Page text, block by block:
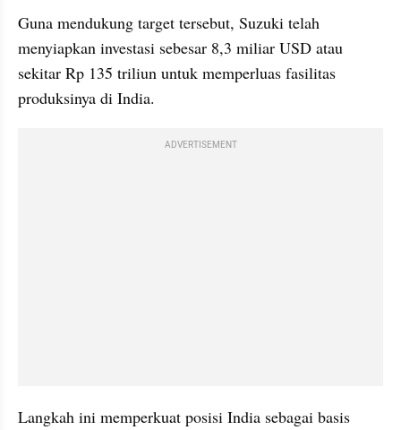
Guna mendukung target tersebut, Suzuki telah
menyiapkan investasi sebesar 8,3 miliar USD atau
sekitar Rp 135 triliun untuk memperluas fasilitas
produksinya di India.
ADVERTISEMENT
Langkah ini memperkuat posisi India sebagai basis